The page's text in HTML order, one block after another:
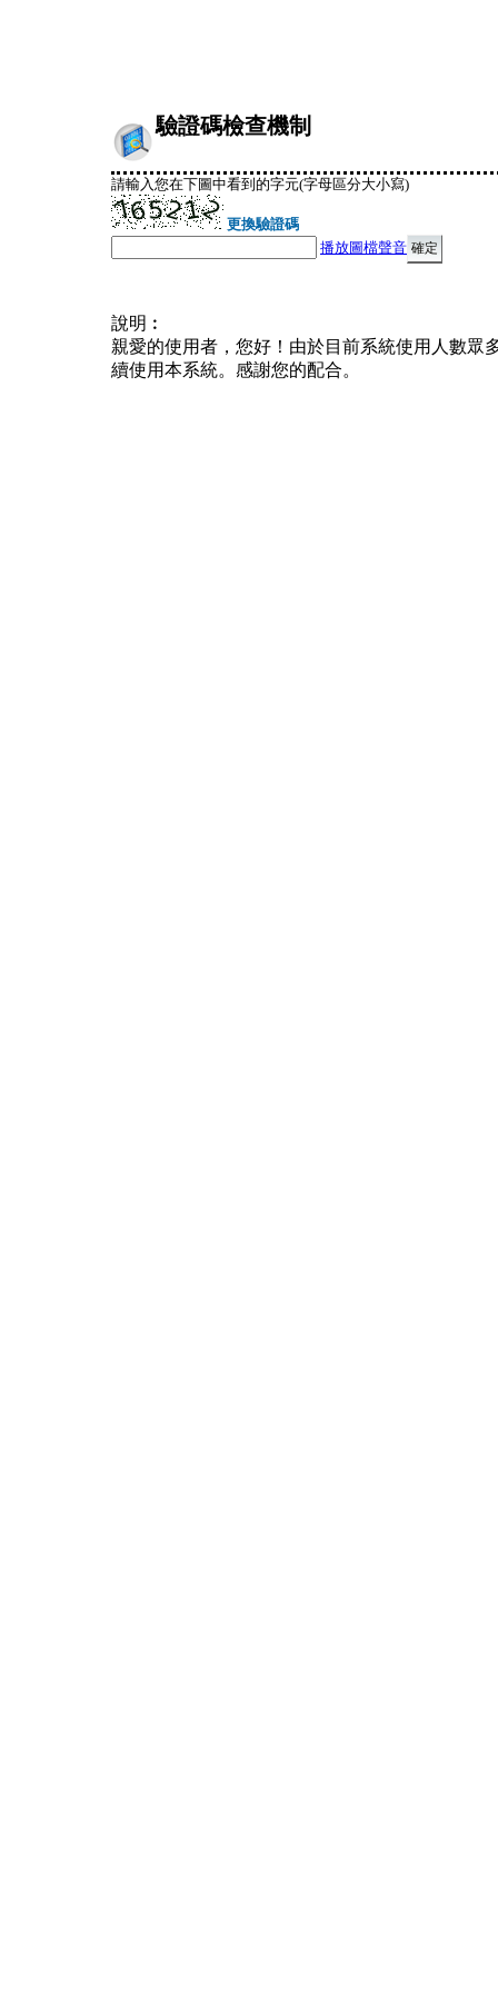
驗證碼檢查機制
請輸入您在下圖中看到的字元(字母區分大小寫)
更換驗證碼
播放圖檔聲音
說明︰
親愛的使用者，您好！由於目前系統使用人數眾
續使用本系統。感謝您的配合。